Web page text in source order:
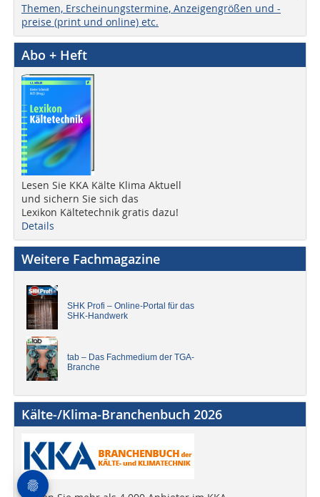
Themen, Erscheinungstermine, Anzeigengrößen und -
preise (print und online) etc.
Abo + Heft
Lesen Sie KKA Kälte Klima Aktuell
und sichern Sie sich das
Lexikon Kältetechnik gratis dazu!
Details
Weitere Fachmagazine
SHK Profi – Online-Portal für das
SHK-Handwerk
tab – Das Fachmedium der TGA-
Branche
Kälte-/Klima-Branchenbuch 2026